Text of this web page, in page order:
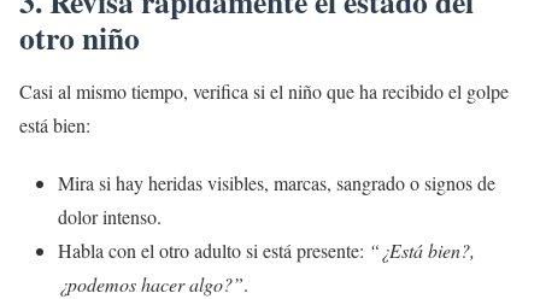
otro niño
Casi al mismo tiempo, verifica si el niño que ha recibido el golpe
está bien:
Mira si hay heridas visibles, marcas, sangrado o signos de
dolor intenso.
Habla con el otro adulto si está presente: “¿Está bien?,
¿podemos hacer algo?”.